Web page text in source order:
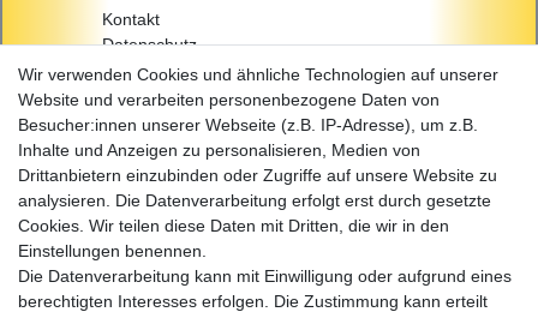
Kontakt
Datenschutz
AGB
Impressum
Einkaufen
Zahlungsarten
Versandarten & -kosten
Widerrufsrecht
Warenkorb
Zur Kasse
Hilfe
Wir verwenden Cookies und ähnliche Technologien auf unserer
Website und verarbeiten personenbezogene Daten von
Besucher:innen unserer Webseite (z.B. IP-Adresse), um z.B.
Inhalte und Anzeigen zu personalisieren, Medien von
Drittanbietern einzubinden oder Zugriffe auf unsere Website zu
analysieren. Die Datenverarbeitung erfolgt erst durch gesetzte
Cookies. Wir teilen diese Daten mit Dritten, die wir in den
Einstellungen benennen.
Die Datenverarbeitung kann mit Einwilligung oder aufgrund eines
berechtigten Interesses erfolgen. Die Zustimmung kann erteilt